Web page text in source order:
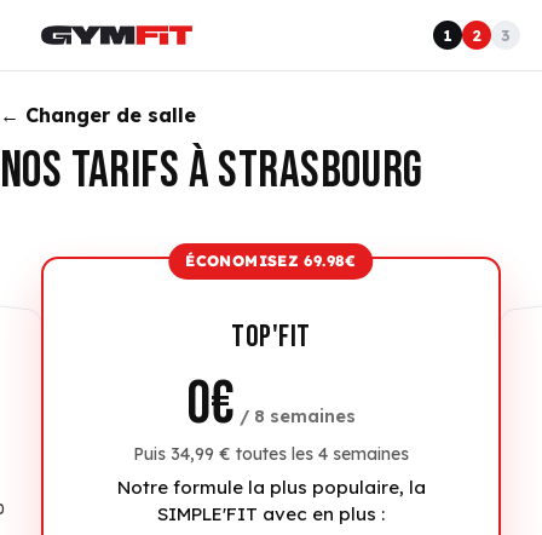
1 2 3
← Changer de salle
NOS TARIFS ÀSTRASBOURG
ÉCONOMISEZ 69.98€
TOP'FIT
0€ / 8 semaines
Puis 34,99 € toutes les 4 semaines
Notre formule la plus populaire, la
SIMPLE'FIT avec en plus :